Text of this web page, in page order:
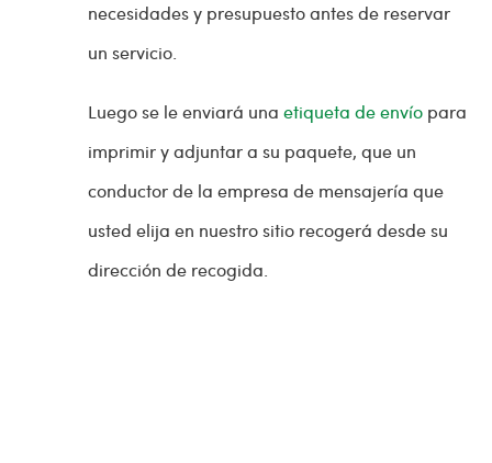
necesidades y presupuesto antes de reservar
un servicio.
Luego se le enviará una etiqueta de envío para
imprimir y adjuntar a su paquete, que un
conductor de la empresa de mensajería que
usted elija en nuestro sitio recogerá desde su
dirección de recogida.